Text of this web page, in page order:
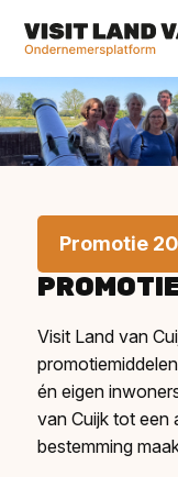
Promotie
Visit Land van
én eigen
van Cuijk tot een
bestemming